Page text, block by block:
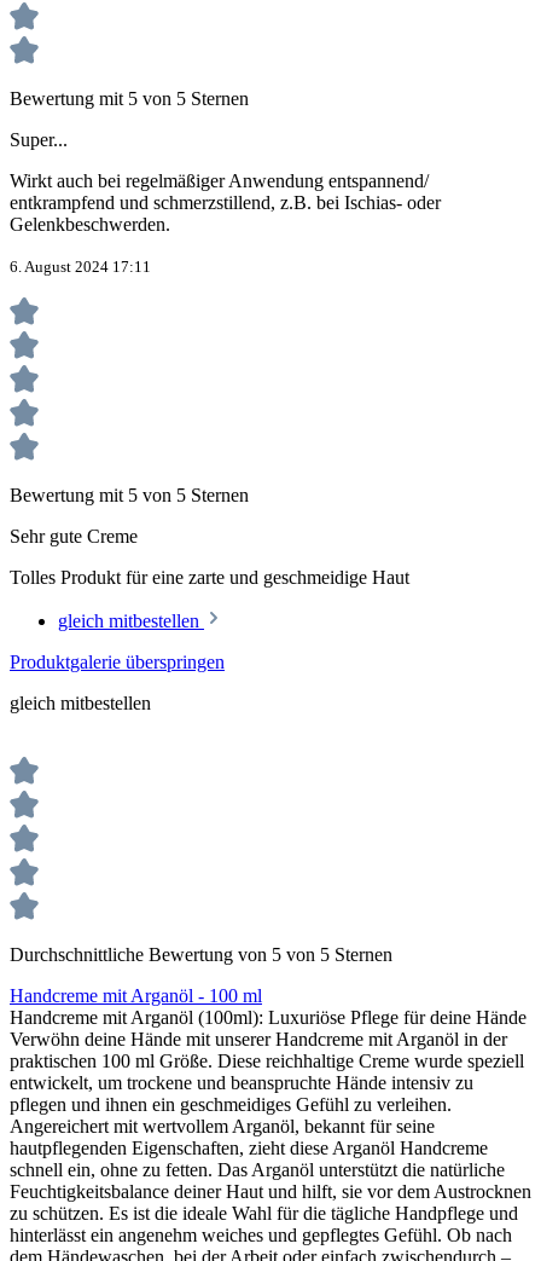
Bewertung mit 5 von 5 Sternen
Super...
Wirkt auch bei regelmäßiger Anwendung entspannend/
entkrampfend und schmerzstillend, z.B. bei Ischias- oder
Gelenkbeschwerden.
6. August 2024 17:11
Bewertung mit 5 von 5 Sternen
Sehr gute Creme
Tolles Produkt für eine zarte und geschmeidige Haut
gleich mitbestellen
Produktgalerie überspringen
gleich mitbestellen
Durchschnittliche Bewertung von 5 von 5 Sternen
Handcreme mit Arganöl - 100 ml
Handcreme mit Arganöl (100ml): Luxuriöse Pflege für deine Hände
Verwöhn deine Hände mit unserer Handcreme mit Arganöl in der
praktischen 100 ml Größe. Diese reichhaltige Creme wurde speziell
entwickelt, um trockene und beanspruchte Hände intensiv zu
pflegen und ihnen ein geschmeidiges Gefühl zu verleihen.
Angereichert mit wertvollem Arganöl, bekannt für seine
hautpflegenden Eigenschaften, zieht diese Arganöl Handcreme
schnell ein, ohne zu fetten. Das Arganöl unterstützt die natürliche
Feuchtigkeitsbalance deiner Haut und hilft, sie vor dem Austrocknen
zu schützen. Es ist die ideale Wahl für die tägliche Handpflege und
hinterlässt ein angenehm weiches und gepflegtes Gefühl. Ob nach